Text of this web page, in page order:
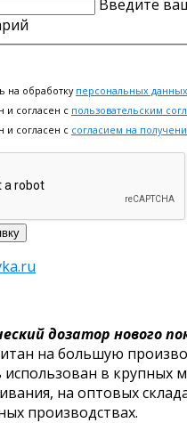
Введите
на обработку персональных данных
и согласен с пользовательским
и согласен с согласием на
дозатор нового
на большую
в крупных
на оптовых
производствах.